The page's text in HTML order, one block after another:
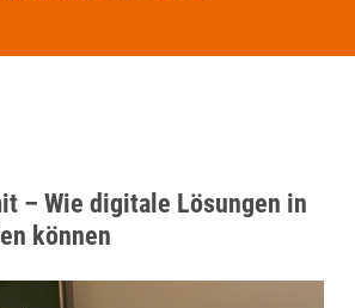
– Wie digitale Lösungen in
können